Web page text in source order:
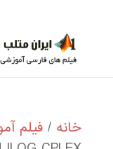
خانه / فیلم